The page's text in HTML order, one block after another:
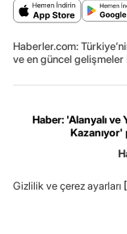
Haberler.com:
ve en güncel gelişmeler
Haber: 'Alanyalı ve
Kazanıyor'
Gizlilik ve çerez ayarları